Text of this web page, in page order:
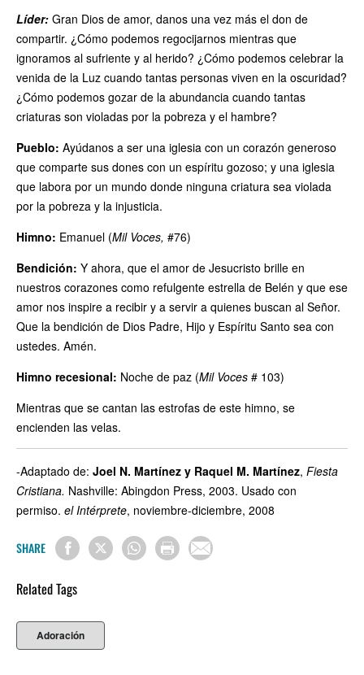
Líder: Gran Dios de amor, danos una vez más el don de
compartir. ¿Cómo podemos regocijarnos mientras que
ignoramos al sufriente y al herido? ¿Cómo podemos celebrar la
venida de la Luz cuando tantas personas viven en la oscuridad?
¿Cómo podemos gozar de la abundancia cuando tantas
criaturas son violadas por la pobreza y el hambre?
Pueblo: Ayúdanos a ser una iglesia con un corazón generoso
que comparte sus dones con un espíritu gozoso; y una iglesia
que labora por un mundo donde ninguna criatura sea violada
por la pobreza y la injusticia.
Himno: Emanuel (Mil Voces, #76)
Bendición: Y ahora, que el amor de Jesucristo brille en
nuestros corazones como refulgente estrella de Belén y que ese
amor nos inspire a recibir y a servir a quienes buscan al Señor.
Que la bendición de Dios Padre, Hijo y Espíritu Santo sea con
ustedes. Amén.
Himno recesional: Noche de paz (Mil Voces # 103)
Mientras que se cantan las estrofas de este himno, se
encienden las velas.
-Adaptado de: Joel N. Martínez y Raquel M. Martínez, Fiesta
Cristiana. Nashville: Abingdon Press, 2003. Usado con
permiso. el Intérprete, noviembre-diciembre, 2008
SHARE
Related Tags
Adoración